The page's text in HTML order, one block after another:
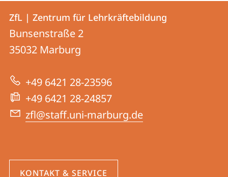
Kontakt
und
Informationen
zur
Website
Kontaktinformationen
ZfL
|
Zentrum
für
Lehrkräftebildung
ZfL | Zentrum für Lehrkräftebildung
Bunsenstraße 2
35032 Marburg
+49 6421 28-23596
+49 6421 28-24857
zfl@staff.uni-marburg.de
KONTAKT & SERVICE